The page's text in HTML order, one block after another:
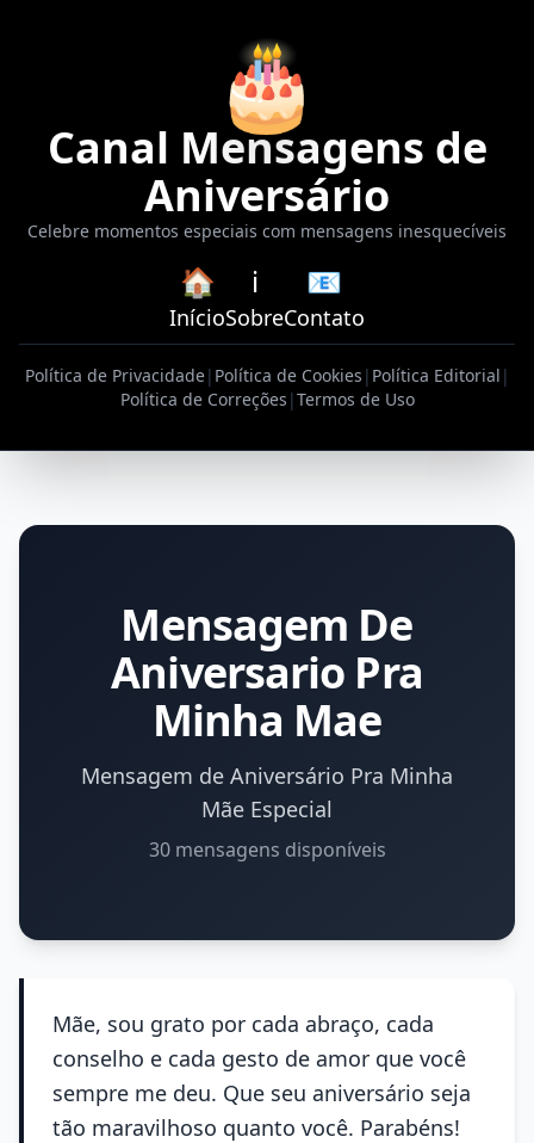
🎂
Canal Mensagens de
Aniversário
Celebre momentos especiais com mensagens inesquecíveis
🏠
Início
ℹ️
Sobre
📧
Contato
Política de Privacidade| Política de Cookies | Política Editorial |
Política de Correções |Termos de Uso
Mensagem De
Aniversario Pra
Minha Mae
Mensagem de Aniversário Pra Minha
Mãe Especial
30 mensagens disponíveis
Mãe, sou grato por cada abraço, cada
conselho e cada gesto de amor que você
sempre me deu. Que seu aniversário seja
tão maravilhoso quanto você. Parabéns!